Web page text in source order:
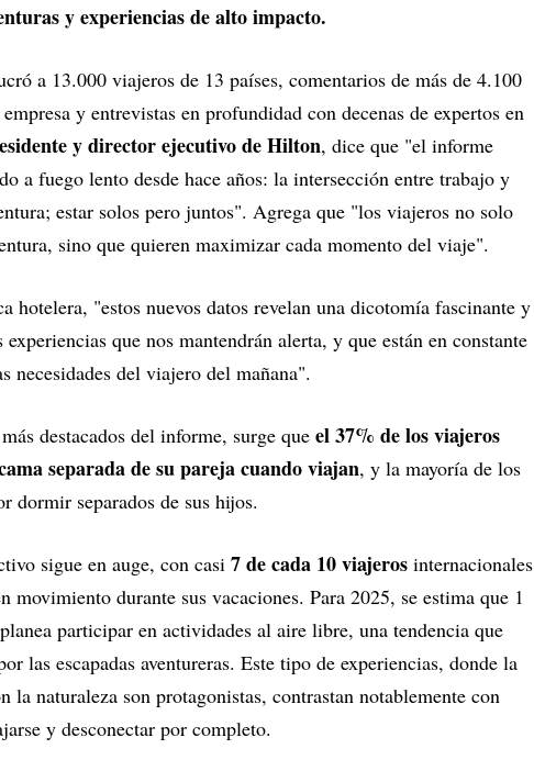
y experiencias de alto impacto.
a 13.000 viajeros de 13 países, comentarios de más de 4.100
y entrevistas en profundidad con decenas de expertos en
y director ejecutivo de Hilton, dice que "el informe
a fuego lento desde hace años: la intersección entre trabajo y
estar solos pero juntos". Agrega que "los viajeros no solo
sino que quieren maximizar cada momento del viaje".
hotelera, "estos nuevos datos revelan una dicotomía fascinante y
que nos mantendrán alerta, y que están en constante
necesidades del viajero del mañana".
destacados del informe, surge que el 37% de los viajeros
separada de su pareja cuando viajan, y la mayoría de los
dormir separados de sus hijos.
sigue en auge, con casi 7 de cada 10 viajeros internacionales
movimiento durante sus vacaciones. Para 2025, se estima que 1
participar en actividades al aire libre, una tendencia que
las escapadas aventureras. Este tipo de experiencias, donde la
la naturaleza son protagonistas, contrastan notablemente con
y desconectar por completo.